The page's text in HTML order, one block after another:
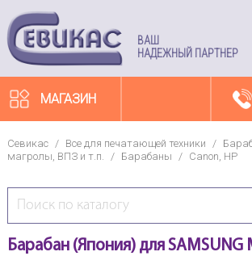
ВАШ
НАДЕЖНЫЙ ПАРТНЕР
МАГАЗИН
Севикас / Все для печатающей техники /
магролы, ВПЗ и т.п. / Барабаны / Canon, HP
Барабан (Япония) для SAMSUNG